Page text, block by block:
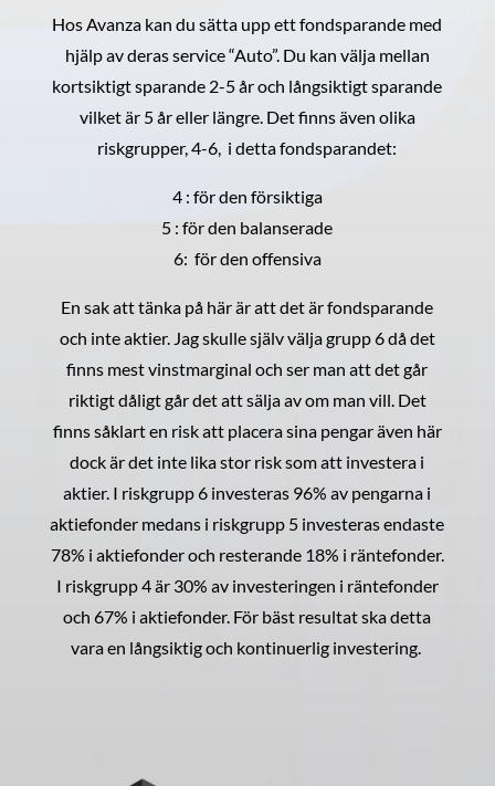
Hos Avanza kan du sätta upp ett fondsparande med
hjälp av deras service “Auto”. Du kan välja mellan
kortsiktigt sparande 2-5 år och långsiktigt sparande
vilket är 5 år eller längre. Det finns även olika
riskgrupper, 4-6, i detta fondsparandet:
4 : för den försiktiga
5 : för den balanserade
6: för den offensiva
En sak att tänka på här är att det är fondsparande
och inte aktier. Jag skulle själv välja grupp 6 då det
finns mest vinstmarginal och ser man att det går
riktigt dåligt går det att sälja av om man vill. Det
finns såklart en risk att placera sina pengar även här
dock är det inte lika stor risk som att investera i
aktier. I riskgrupp 6 investeras 96% av pengarna i
aktiefonder medans i riskgrupp 5 investeras endaste
78% i aktiefonder och resterande 18% i räntefonder.
I riskgrupp 4 är 30% av investeringen i räntefonder
och 67% i aktiefonder. För bäst resultat ska detta
vara en långsiktig och kontinuerlig investering.